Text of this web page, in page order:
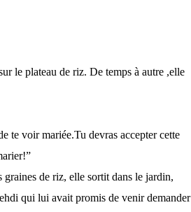
le plateau de riz. De temps à autre ,elle
te voir mariée.Tu devras accepter cette
de riz, elle sortit dans le jardin,
qui lui avait promis de venir demander